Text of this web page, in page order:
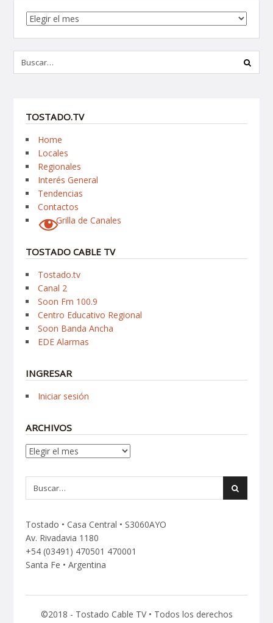
Archivos
TOSTADO.TV
Home
Locales
Regionales
Interés General
Tendencias
Contactos
Grilla de Canales
TOSTADO CABLE TV
Tostado.tv
Canal 2
Soon Fm 100.9
Centro Educativo Regional
Soon Banda Ancha
EDE Alarmas
INGRESAR
Iniciar sesión
ARCHIVOS
Archivos
Tostado • Casa Central • S3060AYO
Av. Rivadavia 1180
+54 (03491) 470501 470001
Santa Fe • Argentina
©2018 - Tostado Cable TV • Todos los derechos